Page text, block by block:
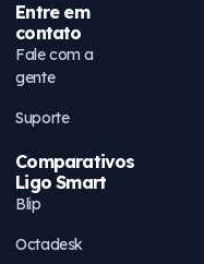
Entre em
contato
Fale com a
gente
Suporte
Comparativos
Ligo Smart
Blip
Octadesk